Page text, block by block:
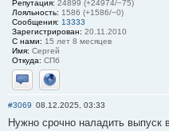
Репутация: 24899 (+24974/−75)
Лояльность: 1586 (+1586/−0)
Сообщения: 13333
Зарегистрирован: 20.11.2010
С нами: 15 лет 8 месяцев
Имя: Сергей
Откуда: СПб
Отправить личное
Сайт
#3069 08.12.2025, 03:33
Нужно срочно наладить выпуск